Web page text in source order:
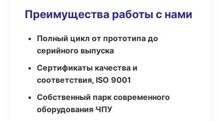
Преимущества работы с нами
Полный цикл от прототипа до
серийного выпуска
Сертификаты качества и
соответствия, ISO 9001
Собственный парк современного
оборудования ЧПУ